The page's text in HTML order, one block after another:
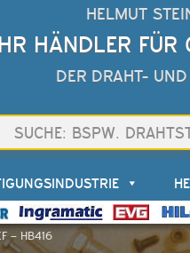
HELMUT
HÄNDLER FÜR
DER DRAHT-
– HB416